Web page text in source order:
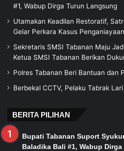
#1, Wabup Dirga Turun Langsung
Utamakan Keadilan Restoratif,
Gelar Perkara Kasus
Sekretaris SMSI Tabanan Maju
Ketua SMSI Tabanan Berikan
Polres Tabanan Beri Bantuan dan
Berbekal CCTV, Pelaku Tabrak
BERITA PILIHAN
Bupati Tabanan Suport
Baladika Bali #1, Wabup